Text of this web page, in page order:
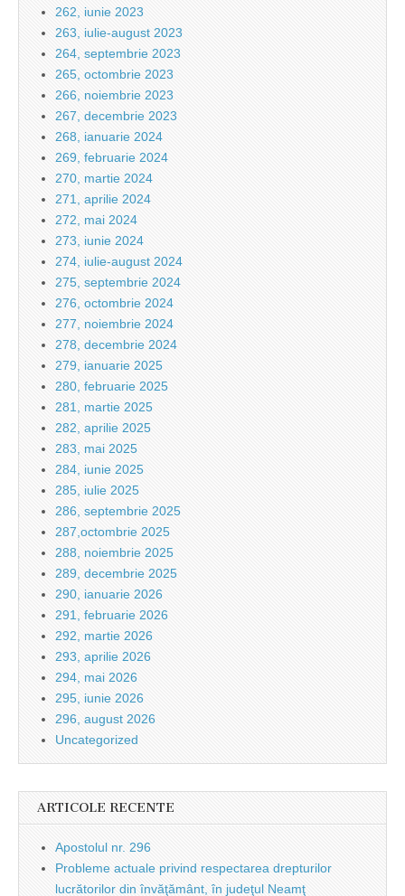
262, iunie 2023
263, iulie-august 2023
264, septembrie 2023
265, octombrie 2023
266, noiembrie 2023
267, decembrie 2023
268, ianuarie 2024
269, februarie 2024
270, martie 2024
271, aprilie 2024
272, mai 2024
273, iunie 2024
274, iulie-august 2024
275, septembrie 2024
276, octombrie 2024
277, noiembrie 2024
278, decembrie 2024
279, ianuarie 2025
280, februarie 2025
281, martie 2025
282, aprilie 2025
283, mai 2025
284, iunie 2025
285, iulie 2025
286, septembrie 2025
287,octombrie 2025
288, noiembrie 2025
289, decembrie 2025
290, ianuarie 2026
291, februarie 2026
292, martie 2026
293, aprilie 2026
294, mai 2026
295, iunie 2026
296, august 2026
Uncategorized
ARTICOLE RECENTE
Apostolul nr. 296
Probleme actuale privind respectarea drepturilor
lucrătorilor din învăţământ, în judeţul Neamţ